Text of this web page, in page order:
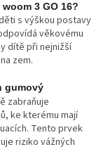
3 GO 16?
s výškou postavy
věkovému
dítě při nejnižší
zem.
gumový
zabraňuje
ke kterému mají
Tento prvek
riziko vážných